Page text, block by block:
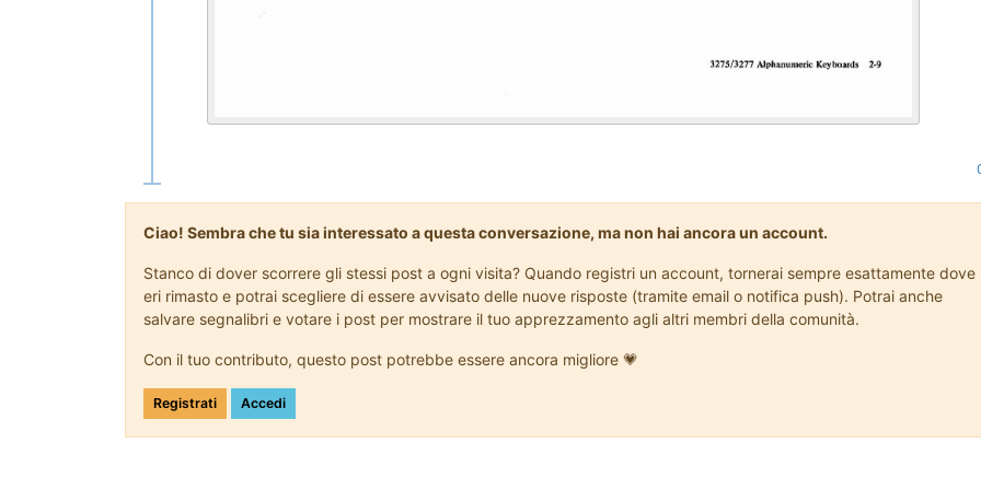
Ciao! Sembra che tu sia interessato a questa conversazione, ma non hai ancora un account.
Stanco di dover scorrere gli stessi post a ogni visita? Quando registri un account, tornerai sempre esattamente dove
eri rimasto e potrai scegliere di essere avvisato delle nuove risposte (tramite email o notifica push). Potrai anche
salvare segnalibri e votare i post per mostrare il tuo apprezzamento agli altri membri della comunità.
Con il tuo contributo, questo post potrebbe essere ancora migliore 💗
Registrati Accedi